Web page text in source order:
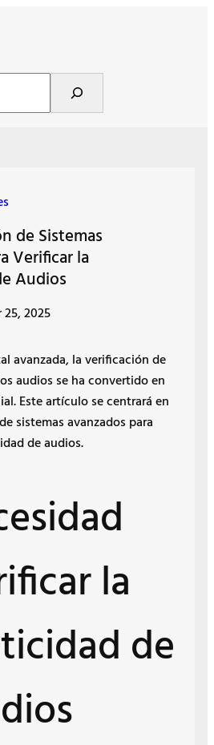
de Sistemas
Verificar la
Audios
2025
avanzada, la verificación de
audios se ha convertido en
Este artículo se centrará en
sistemas avanzados para
de audios.
la
de